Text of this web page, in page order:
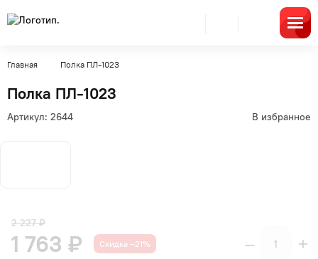
Главная Полка ПЛ-1023
Полка ПЛ-1023
Артикул: 2644 В избранное
2 227 ₽
1 763 ₽ Скидка –21% – +